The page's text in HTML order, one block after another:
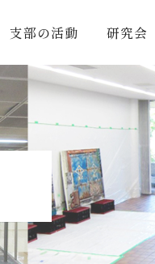
支部の活動 研究会